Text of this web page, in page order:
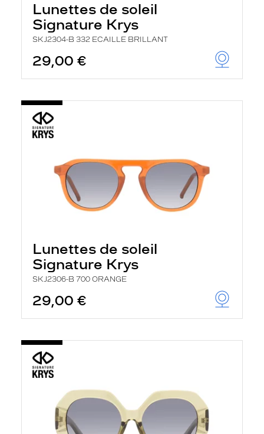
Lunettes de soleil
Signature Krys
SKJ2304-B 332 ECAILLE BRILLANT
29,00 €
Lunettes de soleil
Signature Krys
SKJ2306-B 700 ORANGE
29,00 €